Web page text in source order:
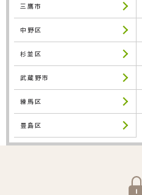
三鷹市
中野区
杉並区
武蔵野市
練馬区
豊島区